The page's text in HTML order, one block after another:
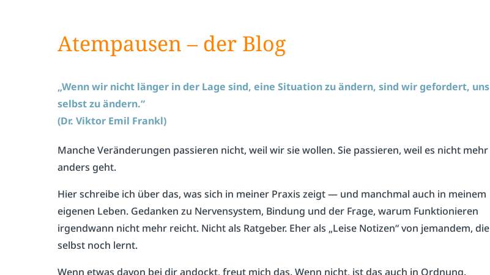
Atempausen – der Blog
„Wenn wir nicht länger in der Lage sind, eine Situation zu ändern, sind wir gefordert, uns
selbst zu ändern.“
(Dr. Viktor Emil Frankl)
Manche Veränderungen passieren nicht, weil wir sie wollen. Sie passieren, weil es nicht mehr
anders geht.
Hier schreibe ich über das, was sich in meiner Praxis zeigt — und manchmal auch in meinem
eigenen Leben. Gedanken zu Nervensystem, Bindung und der Frage, warum Funktionieren
irgendwann nicht mehr reicht. Nicht als Ratgeber. Eher als „Leise Notizen“ von jemandem, die
selbst noch lernt.
Wenn etwas davon bei dir andockt, freut mich das. Wenn nicht, ist das auch in Ordnung.